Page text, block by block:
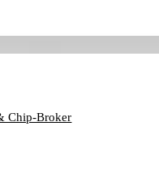
Chip-Broker